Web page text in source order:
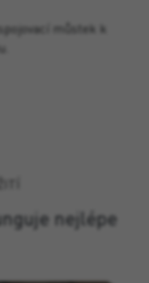
můstek k
nejlépe